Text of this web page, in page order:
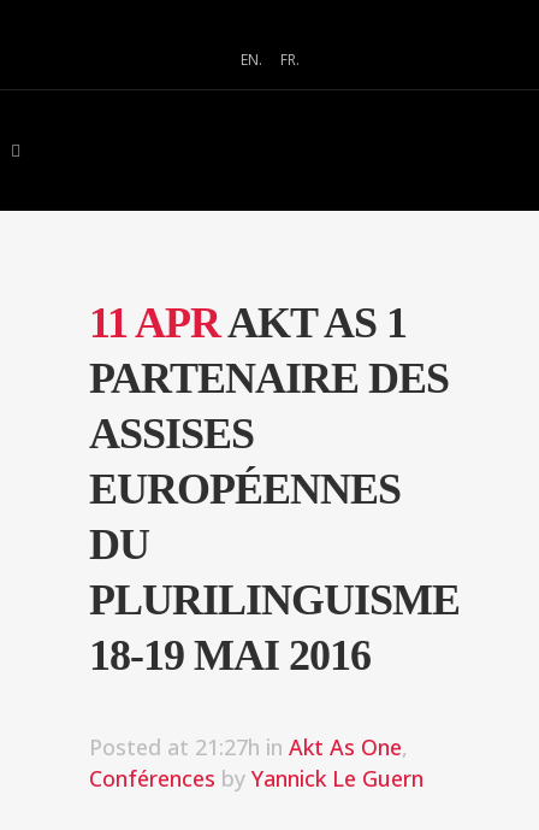
EN. FR.
11 APRAKT AS 1
PARTENAIRE DES
ASSISES
EUROPÉENNES
DU
PLURILINGUISME
18-19 MAI 2016
Posted at 21:27h in Akt As One,
Conférences by Yannick Le Guern